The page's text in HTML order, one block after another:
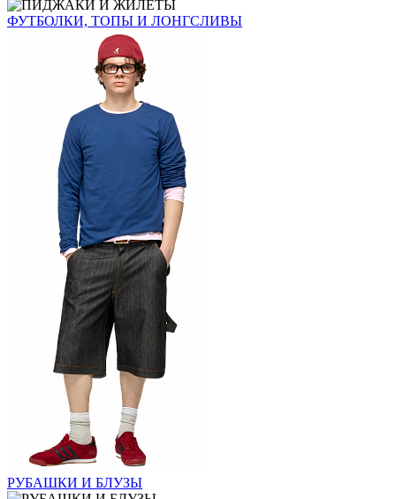
ФУТБОЛКИ, ТОПЫ И ЛОНГСЛИВЫ
РУБАШКИ И БЛУЗЫ